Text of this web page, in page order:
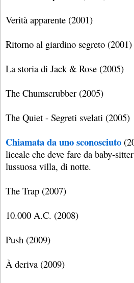
Verità apparente (2001)
Ritorno al giardino segreto (2001)
La storia di Jack & Rose (2005)
The Chumscrubber (2005)
The Quiet - Segreti svelati (2005)
Chiamata da uno sconosciuto
liceale che deve fare da baby-
lussuosa villa, di notte.
The Trap (2007)
10.000 A.C. (2008)
Push (2009)
À deriva (2009)